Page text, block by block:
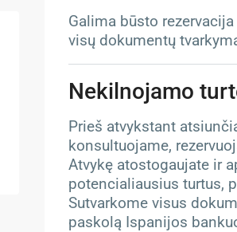
Galima būsto
visų dokumentų
Nekilnojamo
Prieš atvykstant
konsultuojame,
Atvykę atostogaujate ir
potencialiausius turtus,
Sutvarkome visus
paskolą Ispanijos